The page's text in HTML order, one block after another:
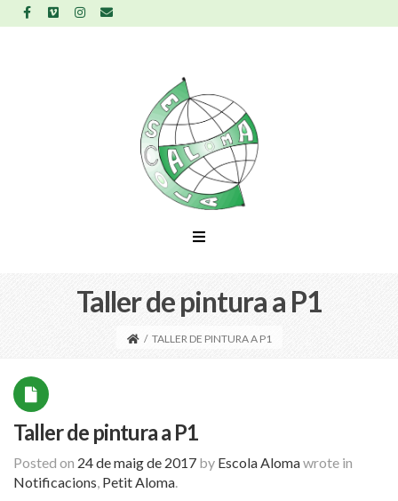
Taller de pintura a P1
/ TALLER DE PINTURA A P1
Taller de pintura a P1
Posted on 24 de maig de 2017 by Escola Alomawrote in
Notificacions, Petit Aloma.